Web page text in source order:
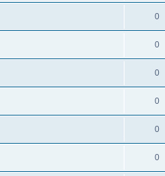
0
0
0
0
0
0